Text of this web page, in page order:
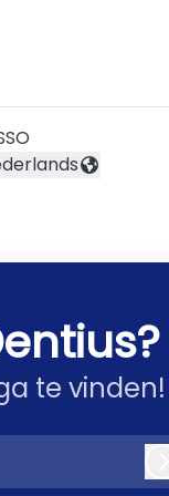
wijzigen
te vinden!